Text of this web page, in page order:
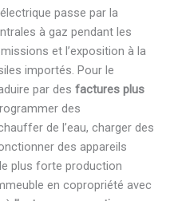
passe par la
à gaz pendant les
et l’exposition à la
importés. Pour le
par des factures plus
des
de l’eau, charger des
des appareils
plus forte production
en copropriété avec